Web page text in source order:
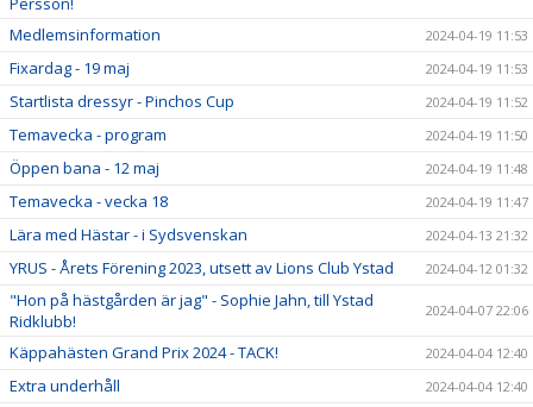
Medlemsinformation 2024-04-19 11:53
Fixardag - 19 maj 2024-04-19 11:53
Startlista dressyr - Pinchos Cup 2024-04-19 11:52
Temavecka - program 2024-04-19 11:50
Öppen bana - 12 maj 2024-04-19 11:48
Temavecka - vecka 18 2024-04-19 11:47
Lära med Hästar - i Sydsvenskan 2024-04-13 21:32
YRUS - Årets Förening 2023, utsett av Lions Club Ystad 2024-04-12 01:32
"Hon på hästgården är jag" - Sophie Jahn, till Ystad
Ridklubb!
2024-04-07 22:06
Käppahästen Grand Prix 2024 - TACK! 2024-04-04 12:40
Extra underhåll 2024-04-04 12:40